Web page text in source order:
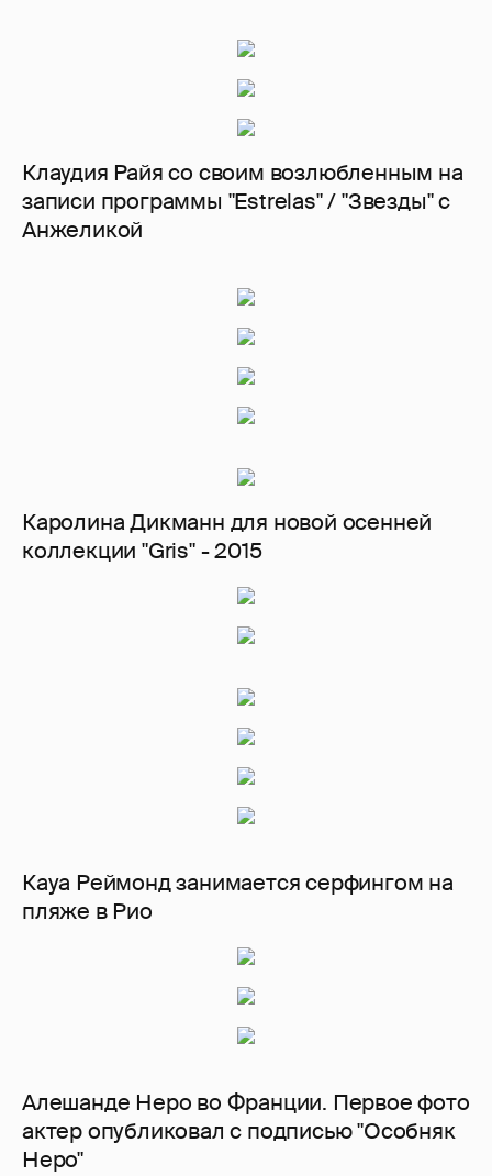
Клаудия Райя со своим возлюбленным на
записи программы "Estrelas" / "Звезды" с
Анжеликой
Каролина Дикманн для новой осенней
коллекции "Gris" - 2015
Кауа Реймонд занимается серфингом на
пляже в Рио
Алешанде Неро во Франции. Первое фото
актер опубликовал с подписью "Особняк
Неро"